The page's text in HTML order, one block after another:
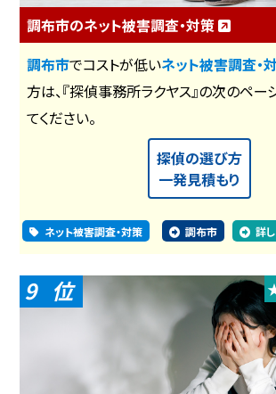
調布市のネット被害調査・対策
調布市でコストが低いネット被害調査・
方は、『探偵事務所ラクヤス』の次のペー
てください。
探偵の選び方
一発見積もり
ネット被害調査・対策 調布市 詳
9